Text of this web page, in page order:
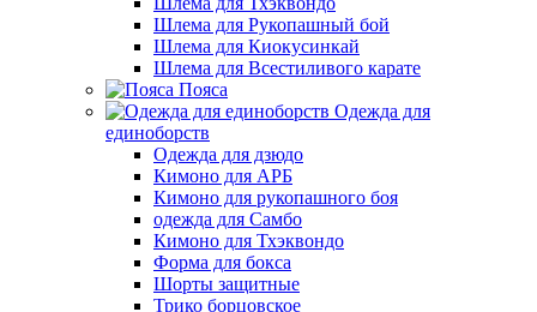
Шлема для Рукопашный бой
Шлема для Киокусинкай
Шлема для Всестиливого карате
Пояса
Одежда для
единоборств
Одежда для дзюдо
Кимоно для АРБ
Кимоно для рукопашного боя
одежда для Самбо
Кимоно для Тхэквондо
Форма для бокса
Шорты защитные
Трико борцовское